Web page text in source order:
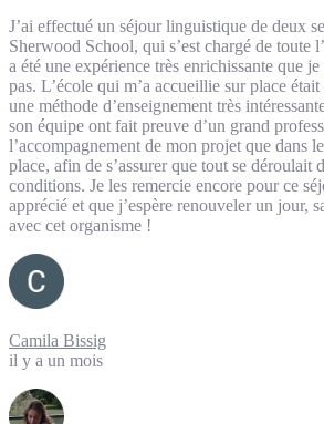
J’ai effectué un séjour linguistique de deux
Sherwood School, qui s’est chargé de toute
a été une expérience très enrichissante que
pas. L’école qui m’a accueillie sur place
une méthode d’enseignement très
son équipe ont fait preuve d’un grand
l’accompagnement de mon projet que dans
place, afin de s’assurer que tout se déroulait
conditions. Je les remercie encore pour ce
apprécié et que j’espère renouveler un jour,
avec cet organisme !
Camila Bissig
il y a un mois